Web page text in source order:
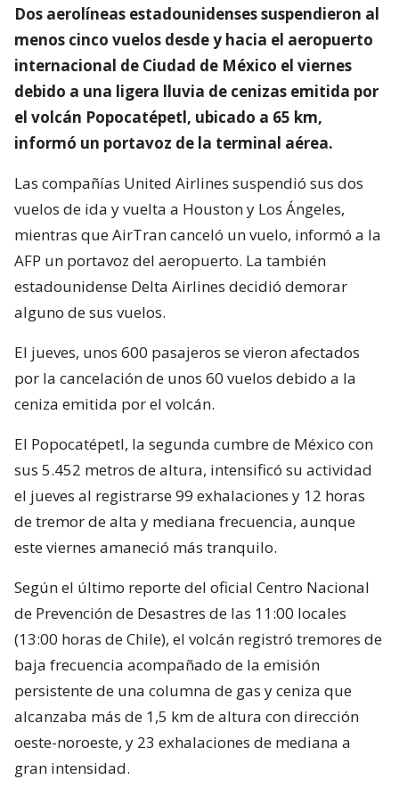
Dos aerolíneas estadounidenses suspendieron al
menos cinco vuelos desde y hacia el aeropuerto
internacional de Ciudad de México el viernes
debido a una ligera lluvia de cenizas emitida por
el volcán Popocatépetl, ubicado a 65 km,
informó un portavoz de la terminal aérea.
Las compañías United Airlines suspendió sus dos
vuelos de ida y vuelta a Houston y Los Ángeles,
mientras que AirTran canceló un vuelo, informó a la
AFP un portavoz del aeropuerto. La también
estadounidense Delta Airlines decidió demorar
alguno de sus vuelos.
El jueves, unos 600 pasajeros se vieron afectados
por la cancelación de unos 60 vuelos debido a la
ceniza emitida por el volcán.
El Popocatépetl, la segunda cumbre de México con
sus 5.452 metros de altura, intensificó su actividad
el jueves al registrarse 99 exhalaciones y 12 horas
de tremor de alta y mediana frecuencia, aunque
este viernes amaneció más tranquilo.
Según el último reporte del oficial Centro Nacional
de Prevención de Desastres de las 11:00 locales
(13:00 horas de Chile), el volcán registró tremores de
baja frecuencia acompañado de la emisión
persistente de una columna de gas y ceniza que
alcanzaba más de 1,5 km de altura con dirección
oeste-noroeste, y 23 exhalaciones de mediana a
gran intensidad.